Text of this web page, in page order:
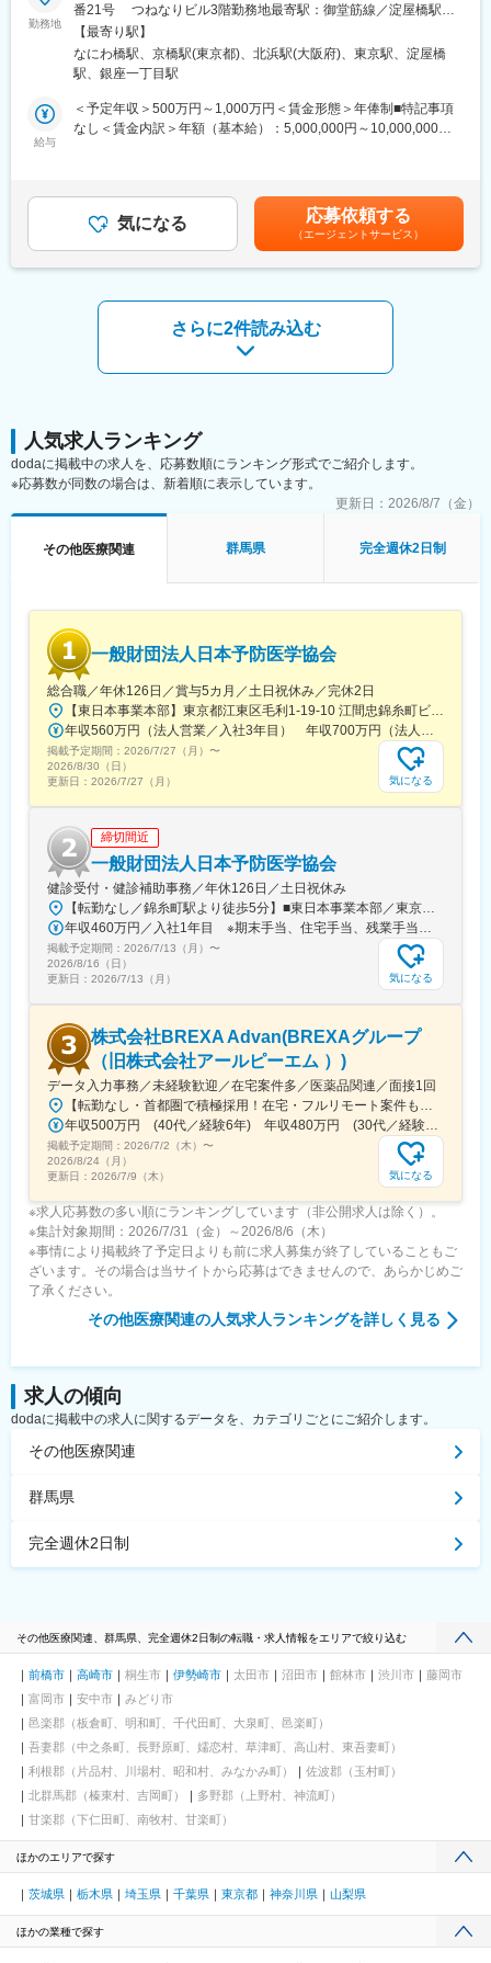
■働き方：
◎完全在宅勤務のため、拠点（東京・大阪）の近くにお住まいで
なくてもご就業いただけます。
◎お昼休みの時間帯も自由なので、例えばお子様がおられる方の
す。
（自分の業務が終わるよう業務管理を行う必要はありますが、裁
・会議や打ち合わせで必要な時は大阪・東京等へ出張（宿泊も伴
います）が発生します。
※国内出張の頻度は1~3回/年です。（海外出張はほとんどありませ
ん。）
■ワークライフバランス：
同社は、個人が最大限に能力を発揮できるよう働きやすい環境作
りに注力しております。男女問わず在宅勤務が可能です。また、
女性社員も多く、産休・育休取得実績も豊富で9割以上の復職率を
変更の範囲：会社の定める業務
■仕事内容：
新薬開発における開発戦略および開発企画の立案・評価・助言を
中心とした、コンサルティング業務をお任せします。
臨床開発の上流工程から関与し、プロジェクトの成功に向けた戦
略策定を支援するポジションです。
・各開発フェーズ（Phase I／II／III）における治験プロトコールの
・規制当局（PMDA等）との面談対応・折衝への参画
・治験相談戦略の立案および関連資料の作成
連携しながら分担して推進します。
・戦略立案から規制対応まで一貫して関わることで、臨床開発全
体を俯瞰した視点を身につけることが可能です。
■教育体制：
ができ、メーカーと同じレベルの業界知識とマーケット感をアッ
プデートできる環境です。
■働き方：
◎完全在宅勤務のため、拠点（東京・大阪）の近くにお住まいで
◎お昼休みの時間帯も自由なので、例えばお子様がおられる方の
（自分の業務が終わるよう業務管理を行う必要はありますが、裁
量の大きい働き方ができます）
※現在、関東関西のほか、九州、中部、東北、海外在住の方もいま
す。
・会議や打ち合わせで必要な時は大阪・東京等へ出張（宿泊も伴
います）が発生します。
※国内出張の頻度は1~3回/年です。（海外出張はほとんどありませ
ん。）
■ワークライフバランス：
同社は、個人が最大限に能力を発揮できるよう働きやすい環境作
りに注力しております。男女問わず在宅勤務が可能です。また、
女性社員も多く、産休・育休取得実績も豊富で9割以上の復職率を
誇っており、長期就業が可能な環境・福利厚生が整っています。
変更の範囲：会社の定める業務
勤務地
番21号 つねなりビル3階勤務地最寄駅：御堂筋線／淀屋橋駅受
動喫煙対策：屋内全面禁煙＜勤務地詳細2＞東京支社住所：東京都
千代田区丸の内1-11-1 パシフィックセンチュリープレイス丸の内
13階 受動喫煙対策：屋内全面禁煙変更の範囲：無
【最寄り駅】
なにわ橋駅、京橋駅(東京都)、北浜駅(大阪府)、東京駅、淀屋橋
駅、銀座一丁目駅
給与
＜予定年収＞500万円～1,000万円＜賃金形態＞年俸制■特記事項
なし＜賃金内訳＞年額（基本給）：5,000,000円～10,000,000円
安の金額であり、選考を通じて上下する可能性があります。月給
(月額)は固定手当を含めた表記です。
気になる 応募依頼する
（エージェントサービス）
さらに2件読み込む
人気求人ランキング
dodaに掲載中の求人を、応募数順にランキング形式でご紹介します。
※応募数が同数の場合は、新着順に表示しています。
更新日： 2026/8/7（金）
その他医療関連 群馬県 完全週休2日制
一般財団法人日本予防医学協会
総合職／年休126日／賞与5カ月／土日祝休み／完休2日
【東日本事業本部】東京都江東区毛利1-19-10 江間忠錦糸町ビル※訪問先からの直行直帰が可能です！＜アクセス＞・JR総武線（快速・各駅停車）／東京メトロ半蔵門線 錦糸町駅より徒歩5分・東京メトロ半蔵門線／都営新宿線 住吉駅より徒歩5分※受動喫煙対策:屋内全面禁煙
年収560万円（法人営業／入社3年目） 年収700万円（法人営業・チームリーダー／入社5年目）
掲載予定期間： 2026/7/27（月） 〜
2026/8/30（日）
更新日： 2026/7/27（月） 気になる
締切間近
一般財団法人日本予防医学協会
健診受付・健診補助事務／年休126日／土日祝休み
【転勤なし／錦糸町駅より徒歩5分】■東日本事業本部／東京都江東区毛利1-19-10 江間忠錦糸町ビル＜アクセス＞JR総武線（快速）、総武線（各駅停車）「錦糸町駅」南口より徒歩5分東京メトロ半蔵門線「錦糸町駅」B1出口より徒歩5分東京メトロ半蔵門線／都営新宿線「住吉駅」B2出口より徒歩5分※受動喫煙対策あり（オフィス内禁煙）
年収460万円／入社1年目 ※期末手当、住宅手当、残業手当（月10時間分）含む
掲載予定期間： 2026/7/13（月） 〜
2026/8/16（日）
更新日： 2026/7/13（月） 気になる
株式会社BREXA Advan(BREXAグループ
（旧株式会社アールピーエム ）)
データ入力事務／未経験歓迎／在宅案件多／医薬品関連／面接1回
【転勤なし・首都圏で積極採用！在宅・フルリモート案件も有り！大手・優良企業が中心♪】■本社／大阪市淀川区宮原3-5-36 新大阪トラストタワー19F変更の範囲、上記を除く当社関連勤務地◆プロジェクト先例東京23区内、横浜、大宮、千葉、その他＜配属先最寄り駅の一例＞飯田橋／日本橋／浜松町／信濃町／四ツ谷／池袋／蒲田 など※過去の配属先は勤務地一覧に記載◆POINT！#大手企業など約300社の取引先あり！（製薬メーカー、製薬関連企業、化粧品関連企業、臨床研究センターなど）#最寄り駅から徒歩5～10分圏内の通いやすいオフィス＃在宅勤務・在宅プロジェクト多数＃定時退社基本＆土日祝休み＃安定性抜群の医療業界で事務として活躍＃未経験入社8割×研修センターで手厚くフォロー＃産育休の取得実績100％#転居を伴う転勤なし※受動喫煙対策：オフィス内禁煙
年収500万円 (40代／経験6年) 年収480万円 (30代／経験4年)
掲載予定期間： 2026/7/2（木） 〜
2026/8/24（月）
更新日： 2026/7/9（木） 気になる
※求人応募数の多い順にランキングしています（非公開求人は除く）。
※集計対象期間：2026/7/31（金）～2026/8/6（木）
※事情により掲載終了予定日よりも前に求人募集が終了していることもご
ざいます。その場合は当サイトから応募はできませんので、あらかじめご
了承ください。
その他医療関連の人気求人ランキングを詳しく見る
求人の傾向
dodaに掲載中の求人に関するデータを、カテゴリごとにご紹介します。
その他医療関連
群馬県
完全週休2日制
その他医療関連、群馬県、完全週休2日制の転職・求人情報をエリアで絞り込む
前橋市 高崎市 桐生市 伊勢崎市 太田市 沼田市 館林市 渋川市
藤岡市
富岡市
安中市
みどり市
邑楽郡（板倉町、明和町、千代田町、大泉町、邑楽町）
吾妻郡（中之条町、長野原町、嬬恋村、草津町、高山村、東吾妻町）
利根郡（片品村、川場村、昭和村、みなかみ町）
佐波郡（玉村町）
北群馬郡（榛東村、吉岡町）
多野郡（上野村、神流町）
甘楽郡（下仁田町、南牧村、甘楽町）
ほかのエリアで探す
茨城県 栃木県 埼玉県 千葉県 東京都 神奈川県 山梨県
ほかの業種で探す